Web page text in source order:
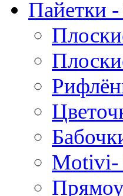
Пайетки
Motivi-